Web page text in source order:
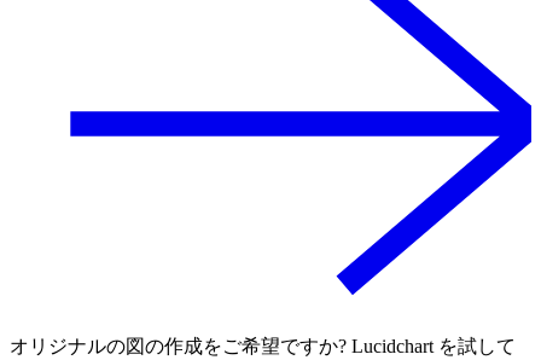
オリジナルの図の作成をご希望ですか? Lucidchart を試して